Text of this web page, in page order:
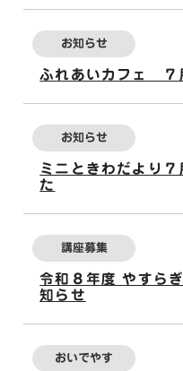
お知らせ
ふれあいカフェ ７
お知らせ
ミニときわだより
た
講座募集
令和８年度 やすら
知らせ
おいでやす